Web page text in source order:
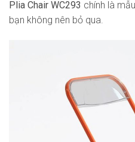
Plia Chair WC293 chính là
bạn không nên bỏ qua.